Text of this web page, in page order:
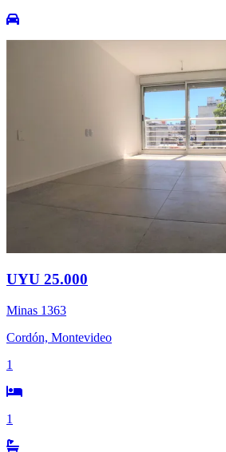
UYU 25.000
Minas 1363
Cordón, Montevideo
1
1